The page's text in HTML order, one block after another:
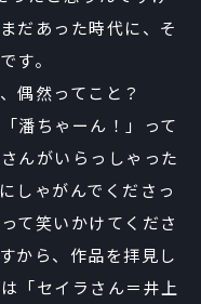
だあった時代に、そ
す。
偶然ってこと？
潘ちゃーん！」って
んがいらっしゃった
しゃがんでくださっ
て笑いかけてくださ
から、作品を拝見し
「セイラさん＝井上